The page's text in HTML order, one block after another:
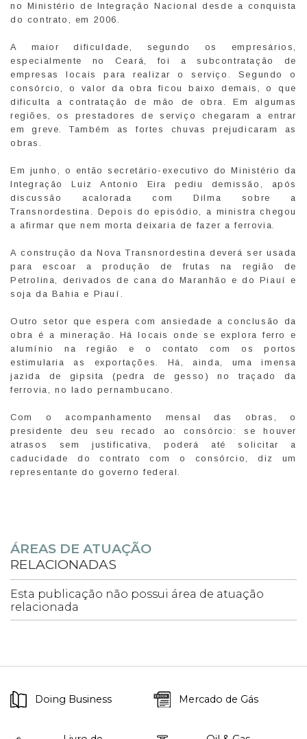
no Ministério de Integração Nacional desde a conquista
do contrato, em 2006.
A maior dificuldade, segundo os empresários,
especialmente no Ceará, foi a subcontratação de
empresas locais para realizar o serviço. Segundo o
consórcio, o valor da obra ficou baixo demais, o que
dificulta a contratação de mão de obra. Em algumas
regiões, os prestadores de serviço chegaram a entrar
em greve. Também as fortes chuvas prejudicaram as
obras.
Em junho, o então secretário-executivo do Ministério da
Integração Luiz Antonio Eira pediu demissão, após
discussão acalorada com Dilma sobre a
Transnordestina. Depois do episódio, a ministra chegou
a afirmar que nem morta deixaria de fazer a ferrovia.
A construção da Nova Transnordestina deverá ser usada
para escoar a produção de frutas na região de
Petrolina, derivados de cana do Maranhão e do Piauí e
soja da Bahia e Piauí.
Outro setor que espera com ansiedade a conclusão da
obra é a mineração. Há locais onde se explora ferro e
alumínio na região e o contato com os portos
estimularia as exportações. Há, ainda, uma imensa
jazida de gipsita (pedra de gesso) no traçado da
ferrovia, no lado pernambucano.
Com o acompanhamento mensal das obras, o
presidente deu seu recado ao consórcio: se houver
atrasos sem justificativa, poderá até solicitar a
caducidade do contrato com o consórcio, diz um
representante do governo federal.
ÁREAS DE ATUAÇÃO
RELACIONADAS
Esta publicação não possui área de atuação
relacionada
Doing Business Mercado de Gás